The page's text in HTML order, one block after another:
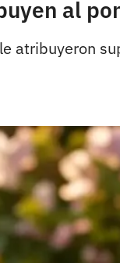
al
atribuyeron